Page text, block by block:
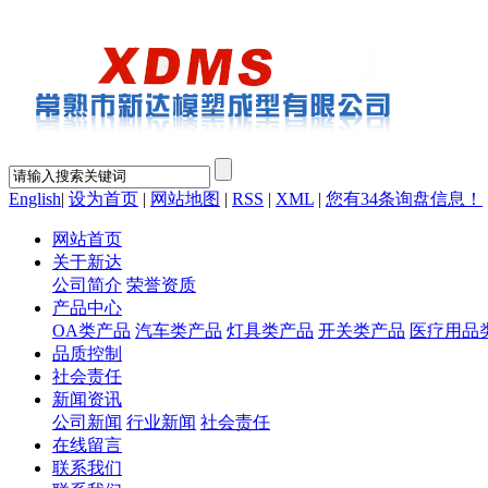
English| 设为首页 | 网站地图 | RSS | XML | 您有34条询盘信息！
网站首页
关于新达
公司简介 荣誉资质
产品中心
OA类产品 汽车类产品 灯具类产品 开关类产品 医疗用品
品质控制
社会责任
新闻资讯
公司新闻 行业新闻 社会责任
在线留言
联系我们